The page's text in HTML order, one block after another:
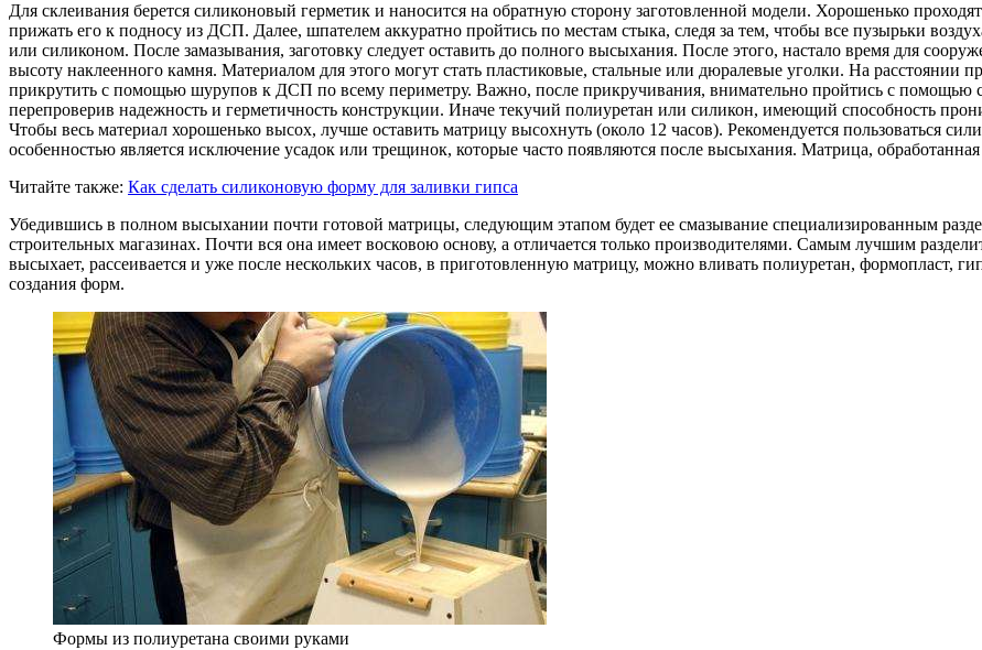
Для склеивания берется силиконовый герметик и наносится на обратную сторону заготовленной модели. Хорошенько
прижать его к подносу из ДСП. Далее, шпателем аккуратно пройтись по местам стыка, следя за тем, чтобы все пузырьки
или силиконом. После замазывания, заготовку следует оставить до полного высыхания. После этого, настало время для
высоту наклеенного камня. Материалом для этого могут стать пластиковые, стальные или дюралевые уголки. На расстоянии
прикрутить с помощью шурупов к ДСП по всему периметру. Важно, после прикручивания, внимательно пройтись с помощью
перепроверив надежность и герметичность конструкции. Иначе текучий полиуретан или силикон, имеющий способность
Чтобы весь материал хорошенько высох, лучше оставить матрицу высохнуть (около 12 часов). Рекомендуется пользоваться
особенностью является исключение усадок или трещинок, которые часто появляются после высыхания. Матрица,
Читайте также: Как сделать силиконовую форму для заливки гипса
Убедившись в полном высыхании почти готовой матрицы, следующим этапом будет ее смазывание специализированным
строительных магазинах. Почти вся она имеет восковою основу, а отличается только производителями. Самым лучшим
высыхает, рассеивается и уже после нескольких часов, в приготовленную матрицу, можно вливать полиуретан,
создания форм.
Формы из полиуретана своими руками